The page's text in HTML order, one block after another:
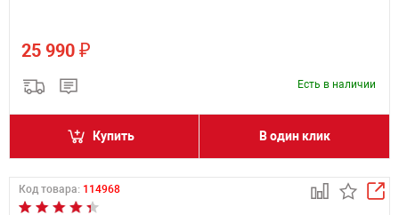
25 990 ₽
Есть в наличии
Купить В один клик
Код товара: 114968